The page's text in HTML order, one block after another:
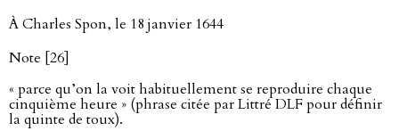
À Charles Spon, le 18 janvier 1644
Note [26]
« parce qu’on la voit habituellement se reproduire chaque
cinquième heure » (phrase citée par Littré DLF pour définir
la quinte de toux).